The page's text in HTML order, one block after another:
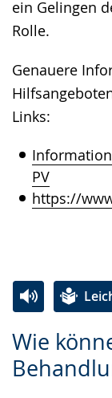
ein Gelingen
Rolle.
Genauere
Links:
PV
https://
Wie
Leichten
Sprache
Audio-
Unterstützung.
Video
in